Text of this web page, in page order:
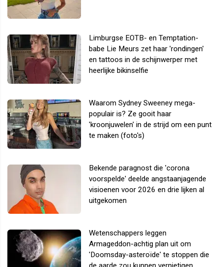
Limburgse EOTB- en Temptation-
babe Lie Meurs zet haar 'rondingen'
en tattoos in de schijnwerper met
heerlijke bikinselfie
Waarom Sydney Sweeney mega-
populair is? Ze gooit haar
'kroonjuwelen' in de strijd om een punt
te maken (foto's)
Bekende paragnost die 'corona
voorspelde' deelde angstaanjagende
visioenen voor 2026 en drie lijken al
uitgekomen
Wetenschappers leggen
Armageddon-achtig plan uit om
'Doomsday-asteroïde' te stoppen die